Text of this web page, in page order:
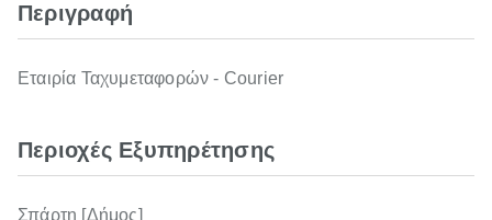
Περιγραφή
Εταιρία Ταχυμεταφορών - Courier
Περιοχές Εξυπηρέτησης
Σπάρτη [Δήμος]